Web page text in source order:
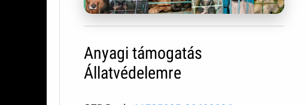
Anyagi támogatás
Állatvédelemre